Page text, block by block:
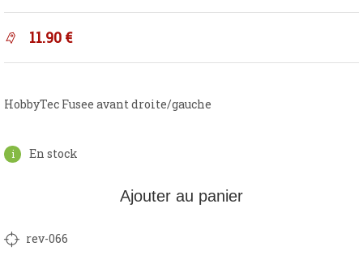
11.90 €
HobbyTec Fusee avant droite/gauche
En stock
Ajouter au panier
rev-066